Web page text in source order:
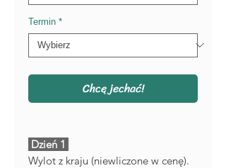
Termin *
Chcę jechać!
Dzień 1
Wylot z kraju (niewliczone w cenę).